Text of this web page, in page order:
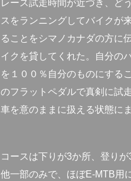
レース試走時間が近づき、ど
スをランニングしてバイクが
ることをシマノカナダの方に
イクを貸してくれた。自分の
を１００％自分のものにする
のフラットペダルで真剣に試
車を意のままに扱える状態に
コースは下りが3か所、登り
他一部のみで、ほぼE-MTB用